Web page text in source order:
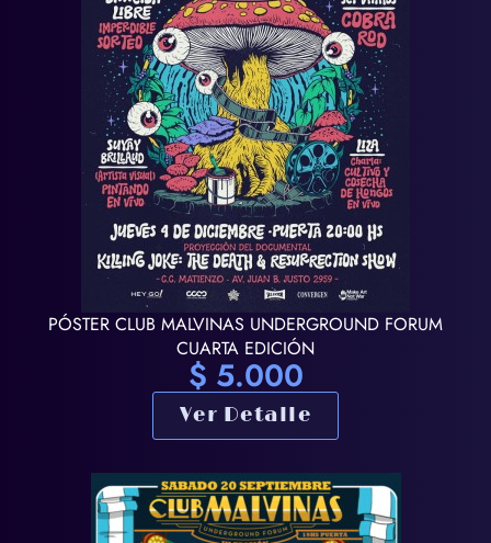
PÓSTER CLUB MALVINAS UNDERGROUND FORUM
CUARTA EDICIÓN
$ 5.000
Ver Detalle